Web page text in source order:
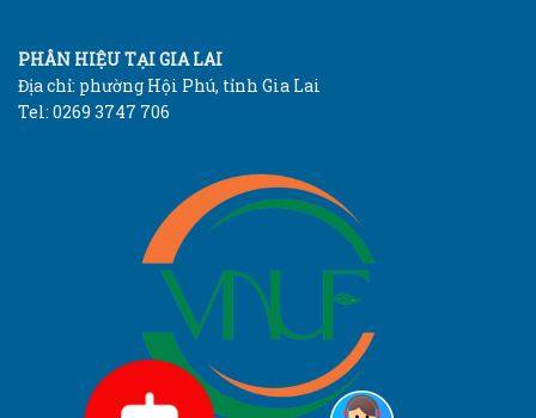
PHÂN HIỆU TẠI GIA LAI
Địa chỉ: phường Hội Phú, tỉnh Gia Lai
Tel: 0269 3747 706